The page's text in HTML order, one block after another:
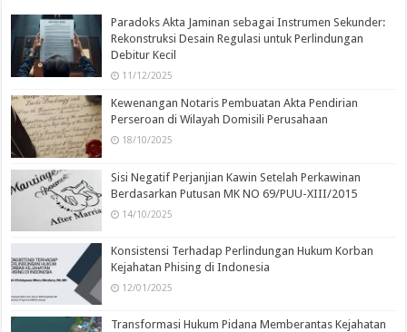
Paradoks Akta Jaminan sebagai Instrumen Sekunder:
Rekonstruksi Desain Regulasi untuk Perlindungan
Debitur Kecil
11/12/2025
Kewenangan Notaris Pembuatan Akta Pendirian
Perseroan di Wilayah Domisili Perusahaan
18/10/2025
Sisi Negatif Perjanjian Kawin Setelah Perkawinan
Berdasarkan Putusan MK NO 69/PUU-XIII/2015
14/10/2025
Konsistensi Terhadap Perlindungan Hukum Korban
Kejahatan Phising di Indonesia
12/01/2025
Transformasi Hukum Pidana Memberantas Kejahatan